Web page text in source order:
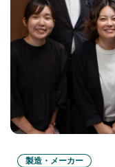
製造・メーカー